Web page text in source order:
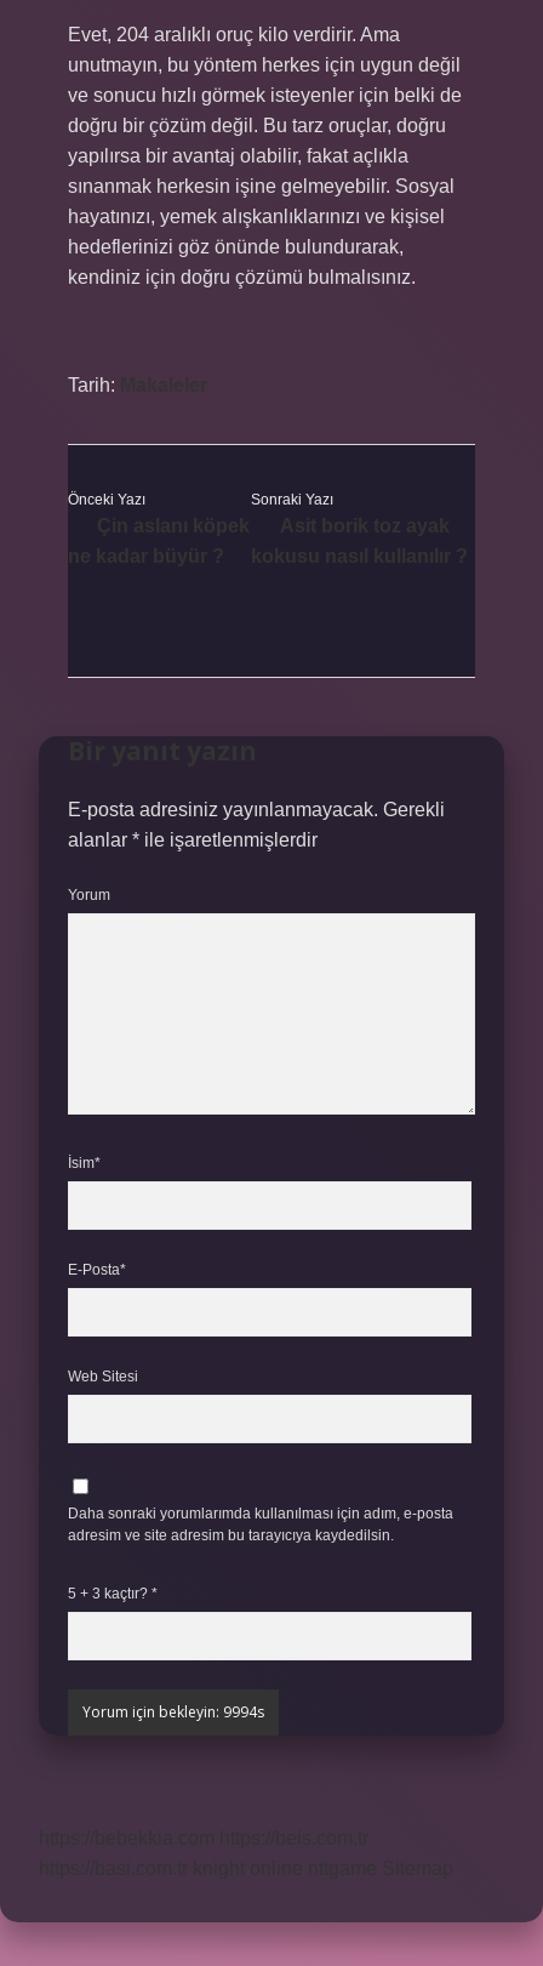
Evet, 204 aralıklı oruç kilo verdirir. Ama
unutmayın, bu yöntem herkes için uygun değil
ve sonucu hızlı görmek isteyenler için belki de
doğru bir çözüm değil. Bu tarz oruçlar, doğru
yapılırsa bir avantaj olabilir, fakat açlıkla
sınanmak herkesin işine gelmeyebilir. Sosyal
hayatınızı, yemek alışkanlıklarınızı ve kişisel
hedeflerinizi göz önünde bulundurarak,
kendiniz için doğru çözümü bulmalısınız.
Tarih:
Önceki Yazı Sonraki Yazı
E-posta adresiniz yayınlanmayacak. Gerekli
alanlar * ile işaretlenmişlerdir
Yorum
İsim*
E-Posta*
Web Sitesi
Daha sonraki yorumlarımda kullanılması için adım, e-posta
adresim ve site adresim bu tarayıcıya kaydedilsin.
5 + 3 kaçtır? *